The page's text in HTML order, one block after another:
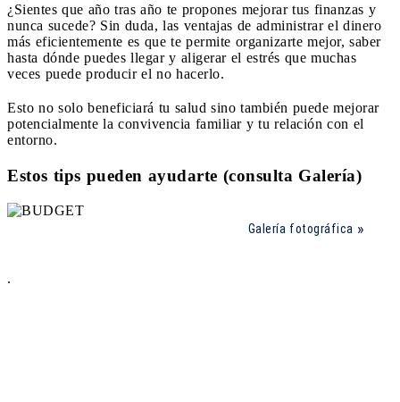
¿Sientes que año tras año te propones mejorar tus finanzas y
nunca sucede? Sin duda, las ventajas de administrar el dinero
más eficientemente es que te permite organizarte mejor, saber
hasta dónde puedes llegar y aligerar el estrés que muchas
veces puede producir el no hacerlo.
Esto no solo beneficiará tu salud sino también puede mejorar
potencialmente la convivencia familiar y tu relación con el
entorno.
Estos tips pueden ayudarte (consulta Galería)
Galería fotográfica
.